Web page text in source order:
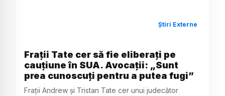
Știri Externe
Frații Tate cer să fie eliberați pe
cauțiune în SUA. Avocații: „Sunt
prea cunoscuți pentru a putea fugi”
Frații Andrew și Tristan Tate cer unui judecător